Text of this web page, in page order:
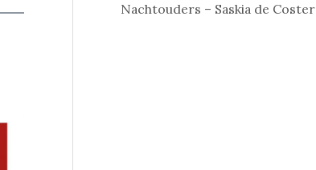
Nachtouders – Saskia de Coster